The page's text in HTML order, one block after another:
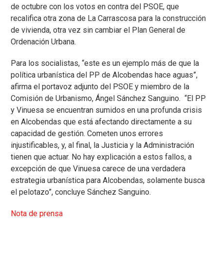
de octubre con los votos en contra del PSOE, que
recalifica otra zona de La Carrascosa para la construcción
de vivienda, otra vez sin cambiar el Plan General de
Ordenación Urbana.
Para los socialistas, “este es un ejemplo más de que la
política urbanística del PP de Alcobendas hace aguas”,
afirma el portavoz adjunto del PSOE y miembro de la
Comisión de Urbanismo, Ángel Sánchez Sanguino. “El PP
y Vinuesa se encuentran sumidos en una profunda crisis
en Alcobendas que está afectando directamente a su
capacidad de gestión. Cometen unos errores
injustificables, y, al final, la Justicia y la Administración
tienen que actuar. No hay explicación a estos fallos, a
excepción de que Vinuesa carece de una verdadera
estrategia urbanística para Alcobendas, solamente busca
el pelotazo”, concluye Sánchez Sanguino.
Nota de prensa